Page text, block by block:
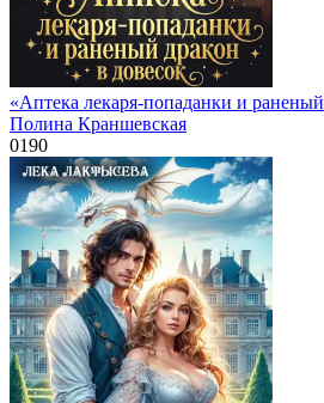
«Аптека лекаря-попаданки и
Полина Краншевская
0190